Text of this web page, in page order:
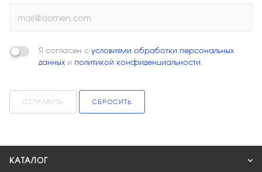
Я согласен с условиями обработки персональных
данных и политикой конфиденциальности.
ОТПРАВИТЬ СБРОСИТЬ
КАТАЛОГ